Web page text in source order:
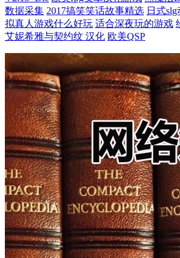
数据采集 2017搞笑笑话故事精选 日式
拟真人游戏什么好玩 适合深夜玩的游戏
艾妮希雅与契约纹 汉化 欧美QSP